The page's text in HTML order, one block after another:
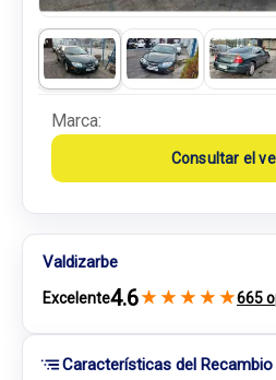
Características del Recambio
Marca:
Consultar el
Valdizarbe
Excelente4.6★ ★ ★ ★ ★665